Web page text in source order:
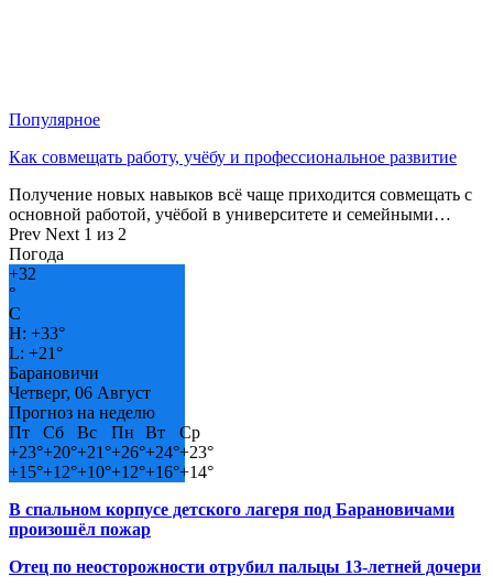
Популярное
Как совмещать работу, учёбу и профессиональное развитие
Получение новых навыков всё чаще приходится совмещать с
основной работой, учёбой в университете и семейными…
Prev Next 1 из 2
Погода
+32
°
C
H: +33°
L: +21°
Барановичи
Четверг, 06 Август
Прогноз на неделю
Пт
Сб Вс Пн Вт
Ср
+23°+20°+21°+26°+24°+23°
+15°+12°+10°+12°+16°+14°
В спальном корпусе детского лагеря под Барановичами
произошёл пожар
Отец по неосторожности отрубил пальцы 13-летней дочери